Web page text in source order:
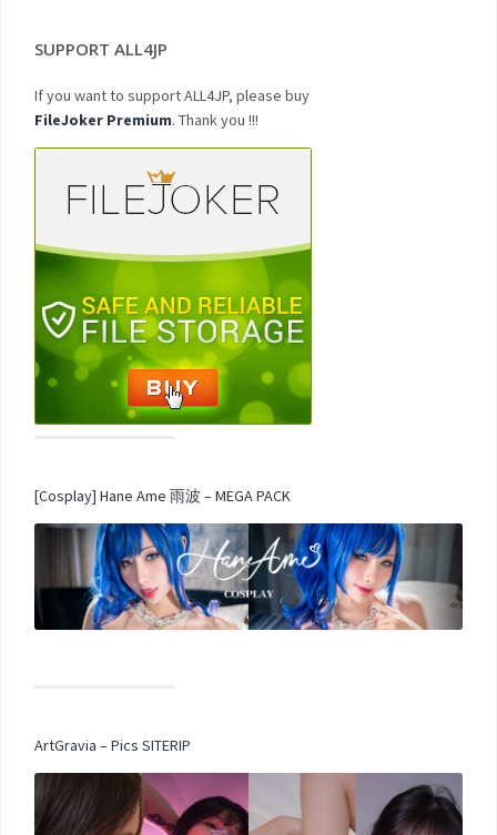
SUPPORT ALL4JP
If you want to support ALL4JP, please buy
FileJoker Premium. Thank you !!!
[Cosplay] Hane Ame 雨波 – MEGA PACK
ArtGravia – Pics SITERIP